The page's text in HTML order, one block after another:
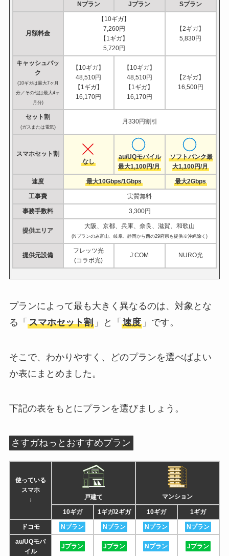
Nプラン Jプラン Sプラン
月額料金
【10ギガ】
7,260円
【1ギガ】
5,720円
【2ギガ】
5,830円
キャッシュバッ
ク
(10ギガは最大7ヶ月
分／その他は最大4ヶ
月分)
【10ギガ】
48,510円
【1ギガ】
16,170円
【10ギガ】
48,510円
【1ギガ】
16,170円
【2ギガ】
16,500円
セット割
(ガスまたは電気)
月330円割引
スマホセット割
なし
au/UQモバイル
最大1,100円/月
ソフトバンク最
大1,100円/月
速度 最大10Gbps/1Gbps 最大2Gbps
工事費 実質無料
事務手数料 3,300円
提供エリア
大阪、京都、兵庫、奈良、滋賀、和歌山
(Nプランのみ富山、岐阜、静岡から西の29府県も提供※沖縄除く)
提供元設備
フレッツ光
(コラボ光)
J:COM NURO光
プランによって最も大きく異なるのは、対象とな
る「 スマホセット割」と「 速度」です。
そこで、わかりやすく、どのプランを選べばよい
か表にまとめました。
下記の表をもとにプランを選びましょう。
さすガねっとおすすめプラン
使っている
スマホ
↓
戸建て マンション
10ギガ 1ギガ/2ギガ 10ギガ 1ギガ
ドコモ Nプラン Nプラン Nプラン Nプラン
au/UQモバ
イル
Jプラン Jプラン Nプラン Jプラン